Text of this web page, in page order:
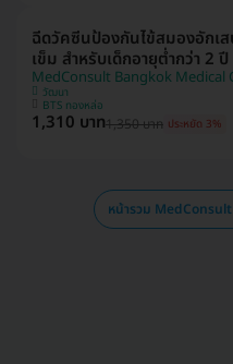
ฉีดวัคซีนป้องกันไข้สมองอักเส
เข็ม สำหรับเด็กอายุต่ำกว่า 2 ปี
MedConsult Bangkok Medical
วัฒนา
BTS ทองหล่อ
1,310 บาท1,350 บาท ประหยัด 3%
หน้ารวม